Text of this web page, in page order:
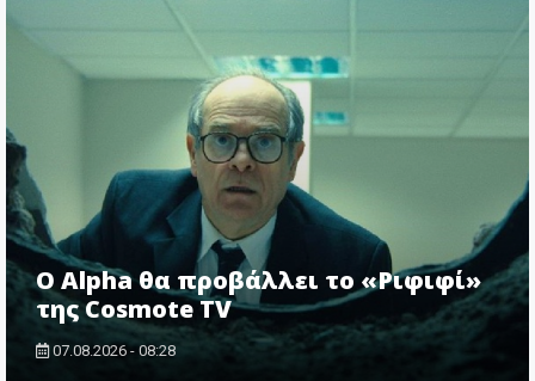
Ο Alpha θα προβάλλει το «Ριφιφί»
της Cosmote TV
07.08.2026 - 08:28